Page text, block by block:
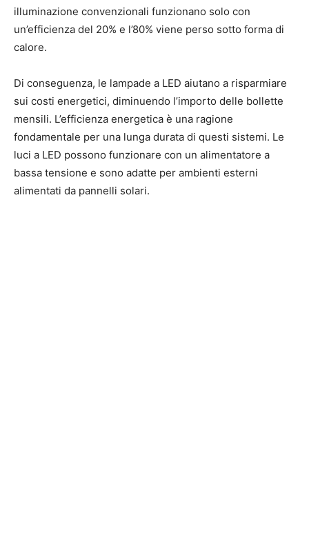
illuminazione convenzionali funzionano solo con
un’efficienza del 20% e l’80% viene perso sotto forma di
calore.
Di conseguenza, le lampade a LED aiutano a risparmiare
sui costi energetici, diminuendo l’importo delle bollette
mensili. L’efficienza energetica è una ragione
fondamentale per una lunga durata di questi sistemi. Le
luci a LED possono funzionare con un alimentatore a
bassa tensione e sono adatte per ambienti esterni
alimentati da pannelli solari.